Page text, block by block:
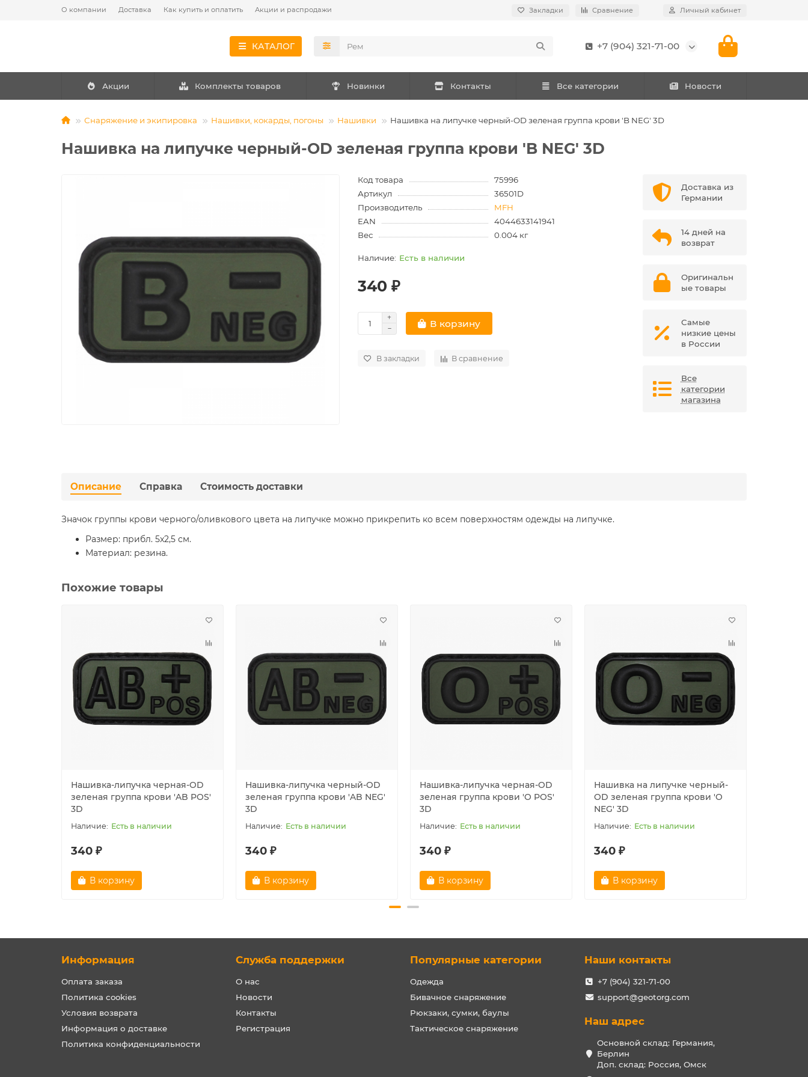
О компании Доставка Как купить и оплатить Акции и распродажи Закладки Сравнение Личный кабинет
КАТАЛОГ +7 (904) 321-71-00
Акции Комплекты товаров Новинки Контакты Все категории Новости
Снаряжение и экипировка Нашивки, кокарды, погоны Нашивки Нашивка на липучке черный-OD зеленая группа крови 'B NEG' 3D
Нашивка на липучке черный-OD зеленая группа крови 'B NEG' 3D
Код товара
75996
Артикул
36501D
Производитель
MFH
EAN
4044633141941
Вес
0.004 кг
Есть в наличии
340 ₽
В корзину
В закладки В сравнение
Доставка из
Германии
14 дней на
возврат
Оригинальн
ые товары
Самые
низкие цены
в России
Все
категории
магазина
Описание Справка Стоимость доставки
Значок группы крови черного/оливкового цвета на липучке можно прикрепить ко всем поверхностям одежды на липучке.
Размер: прибл. 5x2,5 см.
Материал: резина.
Похожие товары
Нашивка-липучка черная-OD
зеленая группа крови 'AB POS'
3D
Есть в наличии
340 ₽
В корзину
Нашивка-липучка черный-OD
зеленая группа крови 'AB NEG'
3D
Есть в наличии
340 ₽
В корзину
Нашивка-липучка черная-OD
зеленая группа крови 'O POS'
3D
Есть в наличии
340 ₽
В корзину
Нашивка на липучке черный-
OD зеленая группа крови 'O
NEG' 3D
Есть в наличии
340 ₽
В корзину
Информация
Оплата заказа
Политика cookies
Условия возврата
Информация о доставке
Политика конфиденциальности
Служба поддержки
О нас
Новости
Контакты
Регистрация
Популярные категории
Одежда
Бивачное снаряжение
Рюкзаки, сумки, баулы
Тактическое снаряжение
Наши контакты
+7 (904) 321-71-00
support@geotorg.com
Наш адрес
Основной склад: Германия,
Берлин
Доп. склад: Россия, Омск